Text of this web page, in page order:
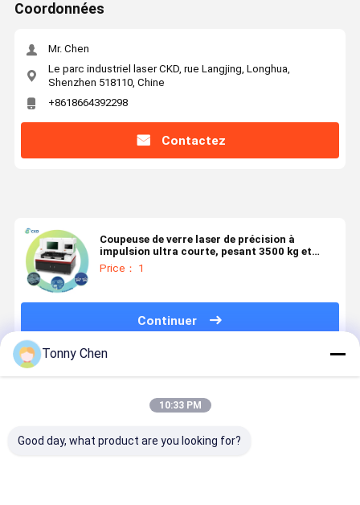
Coordonnées
Mr. Chen
Le parc industriel laser CKD, rue Langjing, Longhua,
Shenzhen 518110, Chine
+8618664392298
Contactez
Coupeuse de verre laser de précision à
impulsion ultra courte, pesant 3500 kg et
offrant une accélération de 1G
Price： 1
Continuer
Produits Recommandés
Tonny Chen
10:33 PM
Good day, what product are you looking for?